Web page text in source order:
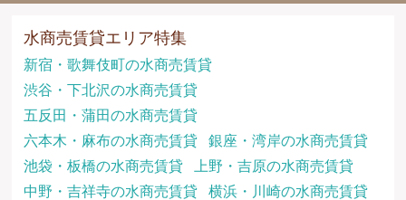
水商売賃貸エリア特集
新宿・歌舞伎町の水商売賃貸
渋谷・下北沢の水商売賃貸
五反田・蒲田の水商売賃貸
六本木・麻布の水商売賃貸
銀座・湾岸の水商売賃貸
池袋・板橋の水商売賃貸
上野・吉原の水商売賃貸
中野・吉祥寺の水商売賃貸
横浜・川崎の水商売賃貸